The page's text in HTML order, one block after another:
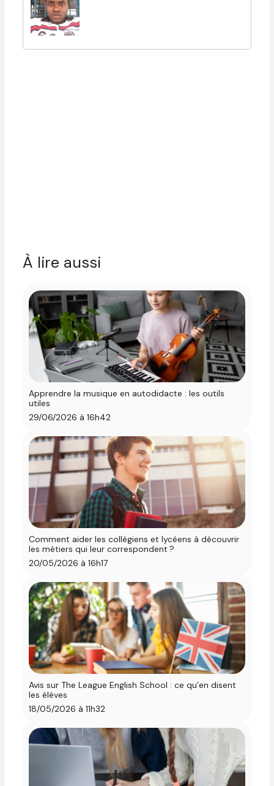
À lire aussi
Apprendre la musique en autodidacte : les outils
utiles
29/06/2026 à 16h42
Comment aider les collégiens et lycéens à découvrir
les métiers qui leur correspondent ?
20/05/2026 à 16h17
Avis sur The League English School : ce qu’en disent
les élèves
18/05/2026 à 11h32